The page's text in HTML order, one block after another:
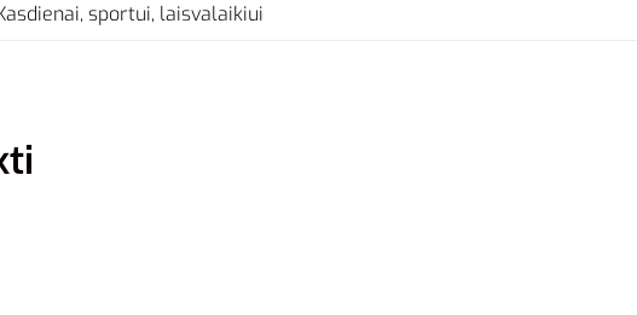
sportui, laisvalaikiui